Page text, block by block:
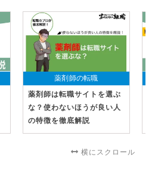
薬剤師の転職
薬剤師は転職サイトを選ぶ
な？使わないほうが良い人
の特徴を徹底解説
横にスクロール